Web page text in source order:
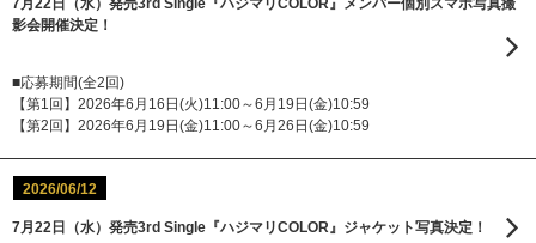
7月22日（水）発売3rd Single『ハジマリCOLOR』メンバー個別スマホ写真撮
影会開催決定！
■応募期間(全2回)
【第1回】2026年6月16日(火)11:00～6月19日(金)10:59
【第2回】2026年6月19日(金)11:00～6月26日(金)10:59
2026/06/12
7月22日（水）発売3rd Single『ハジマリCOLOR』ジャケット写真決定！